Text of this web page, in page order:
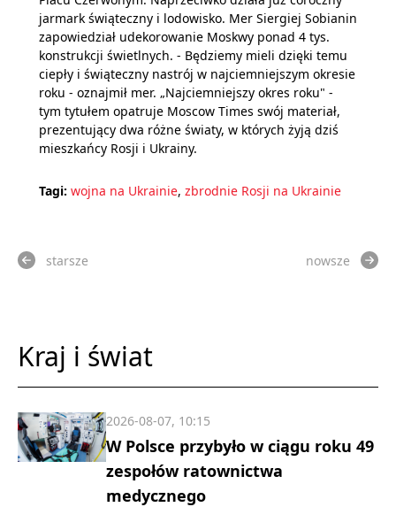
jarmark świąteczny i lodowisko. Mer Siergiej Sobianin
zapowiedział udekorowanie Moskwy ponad 4 tys.
konstrukcji świetlnych. - Będziemy mieli dzięki temu
ciepły i świąteczny nastrój w najciemniejszym okresie
roku - oznajmił mer. „Najciemniejszy okres roku" -
tym tytułem opatruje Moscow Times swój materiał,
prezentujący dwa różne światy, w których żyją dziś
mieszkańcy Rosji i Ukrainy.
Tagi: wojna na Ukrainie, zbrodnie Rosji na Ukrainie
starsze nowsze
Kraj i świat
W Polsce przybyło w ciągu roku 49
zespołów ratownictwa
medycznego
2026-08-07, 10:15